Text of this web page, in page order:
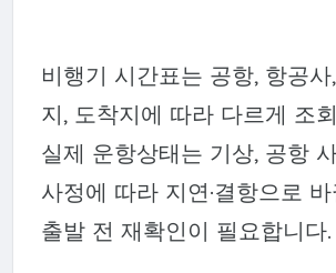
비행기 시간표는 공항, 항공
지, 도착지에 따라 다르게 조
실제 운항상태는 기상, 공항
사정에 따라 지연·결항으로
출발 전 재확인이 필요합니다.